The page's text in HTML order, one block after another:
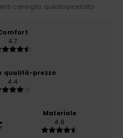
consiglia questo prodotto
4.7
qualità-prezzo
4.4
Materiale
4.6